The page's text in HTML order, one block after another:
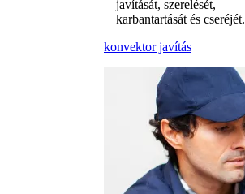
javítását, szerelését,
karbantartását és cseréjét.
konvektor javítás